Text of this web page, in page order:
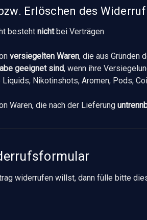
Erlöschen des
besteht nichtbei Verträgen
versiegelten Waren, die aus Gründen
geeignet sind, wenn ihre
Nikotinshots, Aromen, Pods,
Waren, die nach der Lieferung
widerrufen willst, dann fülle bitte